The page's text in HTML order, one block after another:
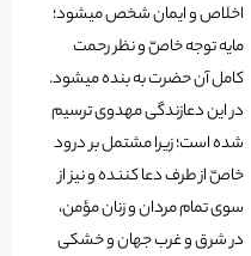
اخلاص و ایمان شخص می‏شود؛
مایه توجه خاصّ و نظر رحمت
کامل آن حضرت به بنده می‏شود.
در این دعازندگی مهدوی ترسیم
شده است؛ زیرا مشتمل بر درود
خاصّ از طرف دعا کننده و نیز از
سوی تمام مردان و زنان مؤمن،
در شرق و غرب جهان و خشکی